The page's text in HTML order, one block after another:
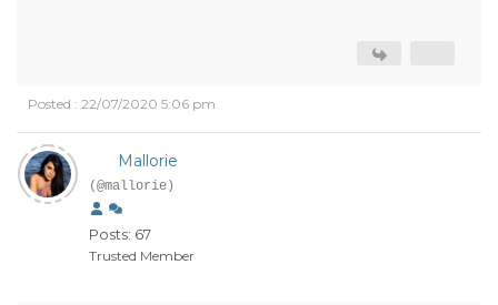
Posted : 22/07/2020 5:06 pm
Mallorie
(@mallorie)
Posts: 67
Trusted Member